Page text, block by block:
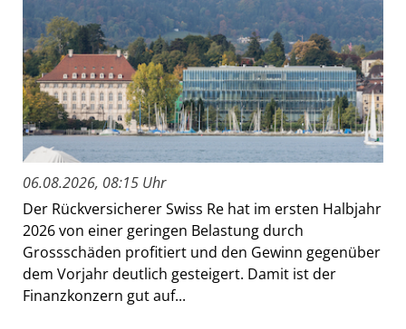
06.08.2026, 08:15 Uhr
Der Rückversicherer Swiss Re hat im ersten Halbjahr
2026 von einer geringen Belastung durch
Grossschäden profitiert und den Gewinn gegenüber
dem Vorjahr deutlich gesteigert. Damit ist der
Finanzkonzern gut auf...